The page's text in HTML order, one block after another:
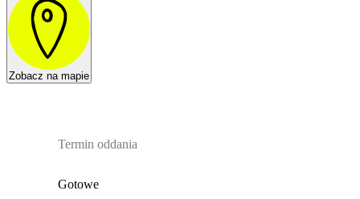
Zobacz na mapie
Termin oddania
Gotowe